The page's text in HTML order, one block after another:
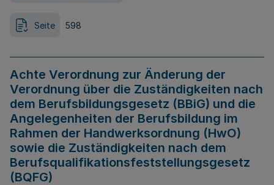
Seite 598
Achte Verordnung zur Änderung der
Verordnung über die Zuständigkeiten nach
dem Berufsbildungsgesetz (BBiG) und die
Angelegenheiten der Berufsbildung im
Rahmen der Handwerksordnung (HwO)
sowie die Zuständigkeiten nach dem
Berufsqualifikationsfeststellungsgesetz
(BQFG)